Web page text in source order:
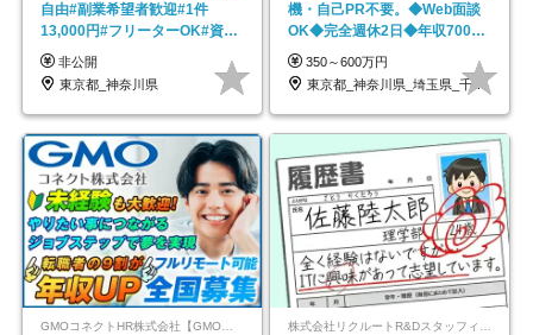
自由#副業希望者歓迎#1件
13,000円#フリーターOK#資格
スキル不要
非公開
東京都_神奈川県
機・自己PR不要。◆Web面談
OK◆完全週休2日◆年収700万
円可/p13
350～600万円
東京都_神奈川県_埼玉県_千葉県_大阪府…
GMOコネクトHR株式会社【GMOインターネットグループ】